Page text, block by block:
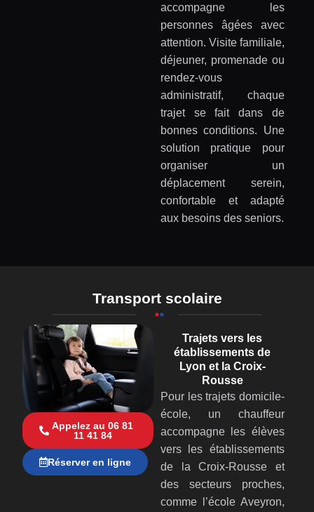
accompagne les
personnes âgées avec
attention. Visite familiale,
déjeuner, promenade ou
rendez-vous
administratif, chaque
trajet se fait dans de
bonnes conditions. Une
solution pratique pour
organiser un
déplacement serein,
confortable et adapté
aux besoins des seniors.
Transport scolaire
Appelez au 06 81
11 41 84
Réserver en ligne
Trajets vers les
établissements de
Lyon et la Croix-
Rousse
Pour les trajets domicile-
école, un chauffeur
accompagne les élèves
vers les établissements
de la Croix-Rousse et
des secteurs proches,
comme l’école Aveyron,